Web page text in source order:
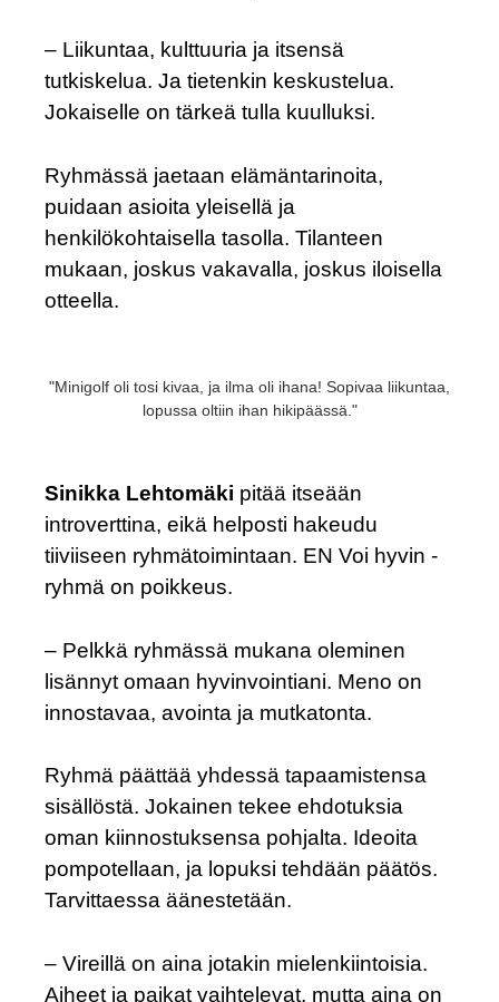
­– Liikuntaa, kulttuuria ja itsensä
tutkiskelua. Ja tietenkin keskustelua.
Jokaiselle on tärkeä tulla kuulluksi.
Ryhmässä jaetaan elämäntarinoita,
puidaan asioita yleisellä ja
henkilökohtaisella tasolla. Tilanteen
mukaan, joskus vakavalla, joskus iloisella
otteella.
"Minigolf oli tosi kivaa, ja ilma oli ihana! Sopivaa liikuntaa,
lopussa oltiin ihan hikipäässä."
Sinikka Lehtomäki pitää itseään
introverttina, eikä helposti hakeudu
tiiviiseen ryhmätoimintaan. EN Voi hyvin -
ryhmä on poikkeus.
– Pelkkä ryhmässä mukana oleminen
lisännyt omaan hyvinvointiani. Meno on
innostavaa, avointa ja mutkatonta.
Ryhmä päättää yhdessä tapaamistensa
sisällöstä. Jokainen tekee ehdotuksia
oman kiinnostuksensa pohjalta. Ideoita
pompotellaan, ja lopuksi tehdään päätös.
Tarvittaessa äänestetään.
– Vireillä on aina jotakin mielenkiintoisia.
Aiheet ja paikat vaihtelevat, mutta aina on